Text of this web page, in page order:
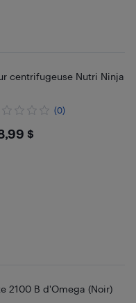
centrifugeuse Nutri Ninja
(0)
$
2100 B d'Omega (Noir)